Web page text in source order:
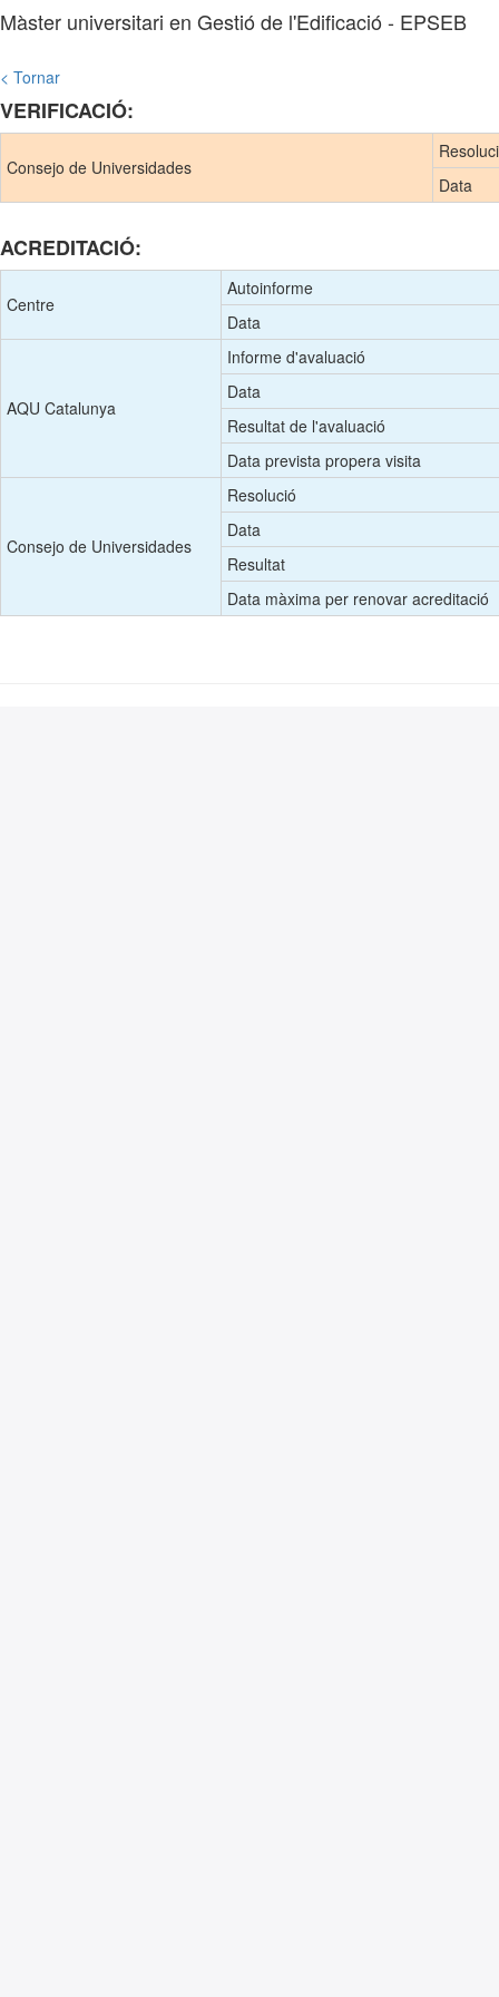
Màster universitari en Gestió de l'Edificació - EPSEB
< Tornar
VERIFICACIÓ:
Consejo de Universidades
Data
ACREDITACIÓ:
Centre
Autoinforme
Data
AQU Catalunya
Informe d'avaluació
Data
Resultat de l'avaluació
Data prevista propera visita
Consejo de Universidades
Resolució
Data
Resultat
Data màxima per renovar acreditació